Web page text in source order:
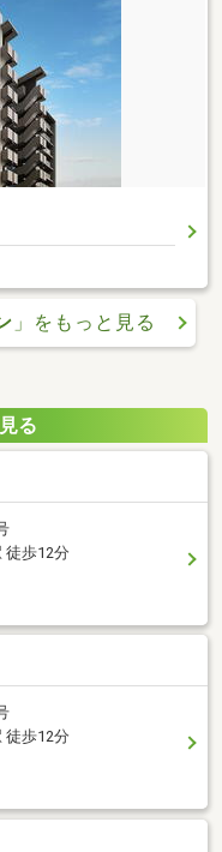
」をもっと見る
る
徒歩12分
徒歩12分